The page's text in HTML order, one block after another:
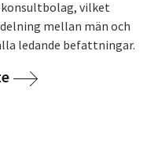
vilket
mellan män och
ledande befattningar.